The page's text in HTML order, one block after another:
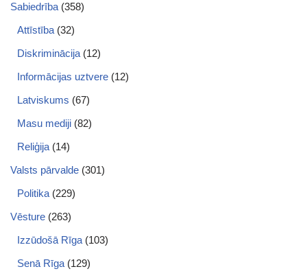
Sabiedrība (358)
Attīstība (32)
Diskriminācija (12)
Informācijas uztvere (12)
Latviskums (67)
Masu mediji (82)
Reliģija (14)
Valsts pārvalde (301)
Politika (229)
Vēsture (263)
Izzūdošā Rīga (103)
Senā Rīga (129)